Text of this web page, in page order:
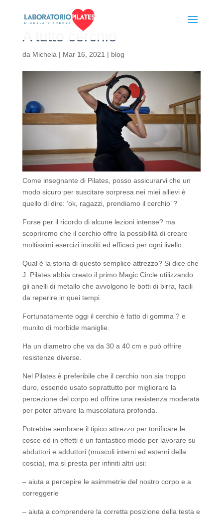
A tutto cerchio
da Michela | Mar 16, 2021 | blog
Come insegnante di Pilates, posso assicurarvi che un
modo sicuro per suscitare sorpresa nei miei allievi è
quello di dire: ‘ok, ragazzi, prendiamo il cerchio’ ?
Forse per il ricordo di alcune lezioni intense? ma
scopriremo che il cerchio offre la possibilità di creare
moltissimi esercizi insoliti ed efficaci per ogni livello.
Qual è la storia di questo semplice attrezzo? Si dice che
J. Pilates abbia creato il primo Magic Circle utilizzando
gli anelli di metallo che avvolgono le botti di birra, facili
da reperire in quei tempi.
Fortunatamente oggi il cerchio è fatto di gomma ? e
munito di morbide maniglie.
Ha un diametro che va da 30 a 40 cm e può offrire
resistenze diverse.
Nel Pilates è preferibile che il cerchio non sia troppo
duro, essendo usato soprattutto per migliorare la
percezione del corpo ed offrire una resistenza moderata
per poter attivare la muscolatura profonda.
Potrebbe sembrare il tipico attrezzo per tonificare le
cosce ed in effetti è un fantastico modo per lavorare su
abduttori e adduttori (muscoli interni ed esterni della
coscia), ma si presta per infiniti altri usi:
– aiuta a percepire le asimmetrie del nostro corpo e a
correggerle
– aiuta a comprendere la corretta posizione della testa e